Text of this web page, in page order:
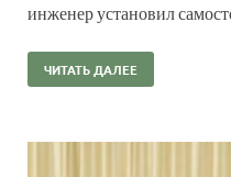
инженер установил
ЧИТАТЬ ДАЛЕЕ